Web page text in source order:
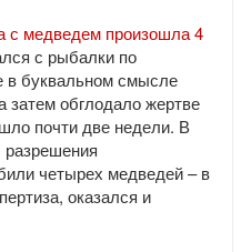
с медведем произошла 4
с рыбалки по
в буквальном смысле
затем обглодало жертве
почти две недели. В
четырех медведей – в
оказался и